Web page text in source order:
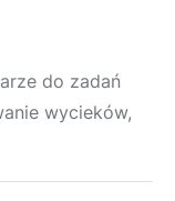
do zadań
wycieków,